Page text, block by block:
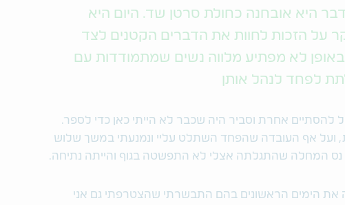
היא אובחנה כחולת סרטן שד. היום היא
על הזכות לחוות את הדברים הקטנים לצד
לא מפתיע מלווה נשים שמתמודדות עם
לפחד לנהל אותן
להסתיים אחרת וסביר היה שכבר לא הייתי כאן כדי לספר.
ועל אף העובדה שהפחד השתלט עליי ונמנעתי במשך שלוש
נס המחלה שהתגלתה אצלי לא התפשטה בגוף והייתה נתיחה.
את הימים הראשונים בהם התבשרתי שהצטרפתי גם אני